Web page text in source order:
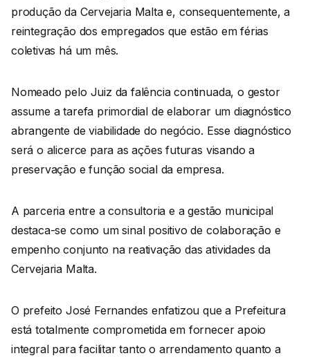
produção da Cervejaria Malta e, consequentemente, a
reintegração dos empregados que estão em férias
coletivas há um mês.
Nomeado pelo Juiz da falência continuada, o gestor
assume a tarefa primordial de elaborar um diagnóstico
abrangente de viabilidade do negócio. Esse diagnóstico
será o alicerce para as ações futuras visando a
preservação e função social da empresa.
A parceria entre a consultoria e a gestão municipal
destaca-se como um sinal positivo de colaboração e
empenho conjunto na reativação das atividades da
Cervejaria Malta.
O prefeito José Fernandes enfatizou que a Prefeitura
está totalmente comprometida em fornecer apoio
integral para facilitar tanto o arrendamento quanto a